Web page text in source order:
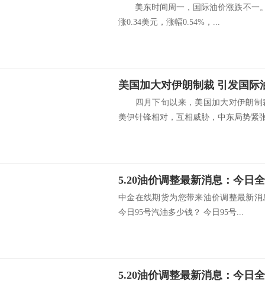
美东时间周一，国际油价涨跌不一
涨0.34美元，涨幅0.54%，...
美国加大对伊朗制裁 引发国际
四月下旬以来，美国加大对伊朗制
美伊针锋相对，互相威胁，中东局势紧
中金在线期货为您带来油价调整最新
今日95号汽油多少钱？ 今日95号...